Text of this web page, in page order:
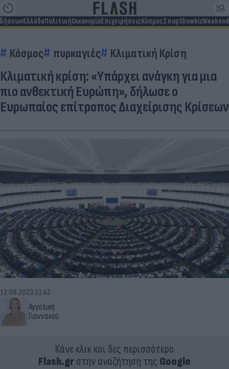
ΕλλάδαΠολιτικήΟικονομίαΕπιχειρήσειςΚόσμοςΣπορShowbizWeekend
Κόσμος πυρκαγιές Κλιματική Κρίση
Κλιματική κρίση: «Υπάρχει ανάγκη για μια
πιο ανθεκτική Ευρώπη», δήλωσε ο
Ευρωπαίος επίτροπος Διαχείρισης Κρίσεων
Αγγελική
Γιαννακού
12.09.2023 11:42
Κάνε κλικ και δες περισσότερο
Flash.grστην αναζήτηση της Google